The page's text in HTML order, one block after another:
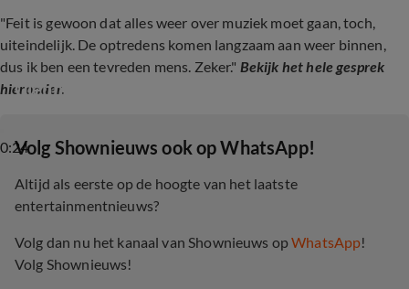
"Feit is gewoon dat alles weer over muziek moet gaan, toch,
uiteindelijk. De optredens komen langzaam aan weer binnen,
dus ik ben een tevreden mens. Zeker." Bekijk het hele gesprek
hieronder.
0:24
Glennis Grace krijgt weer boekingen
‎Volg Shownieuws ook op WhatsApp!
Altijd als eerste op de hoogte van het laatste
entertainmentnieuws?
Volg dan nu het kanaal van Shownieuws opWhatsApp!
Volg Shownieuws!